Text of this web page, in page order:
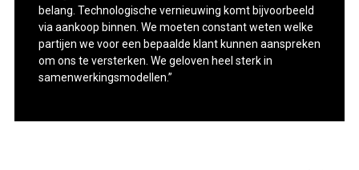
belang. Technologische vernieuwing komt bijvoorbeeld
via aankoop binnen. We moeten constant weten welke
partijen we voor een bepaalde klant kunnen aanspreken
om ons te versterken. We geloven heel sterk in
samenwerkingsmodellen.”